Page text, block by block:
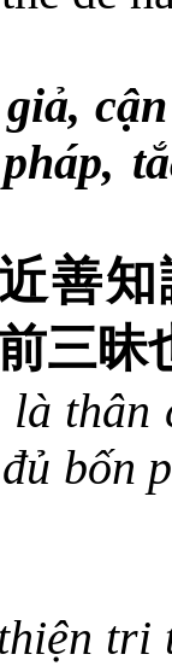
善
三昧
là thân
bốn
tri